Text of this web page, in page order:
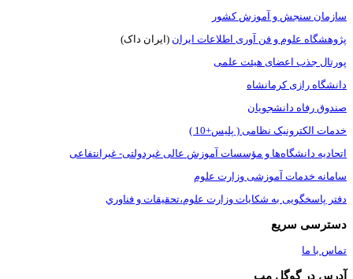
سازمان سنجش و آموزش کشور
پژوهشگاه علوم و فن آوری اطلاعات ایران (ایران داک)
پورتال جذب اعضای هیئت علمی
دانشگاه رازی کرمانشاه
صندوق رفاه دانشجویان
خدمات الکترونیک نظامی ( پلیس+10 )
اتحادیه دانشگاه‌ها و مؤسسات آموزش عالی غیردولتی- غیرانتفاعی
سامانه خدمات آموزشی وزارت علوم
دفتر پاسخگویی به شکایات وزارت علوم،تحقيقات و فناوري
دسترسی سریع
تماس با ما
آدرس در گوگل مپ